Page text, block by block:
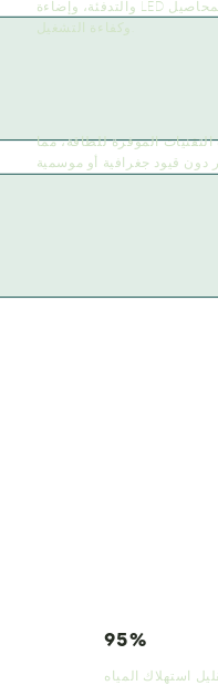
والتدفئة، وإضاءة LED مصممة خصيصًا للنباتات. تعمل هذه المكونات معًا لضمان ظروف نمو مثالية، وتعزيز غلة المحاصيل
الموفرة للطاقة، مما
95%
استهلاك المياه